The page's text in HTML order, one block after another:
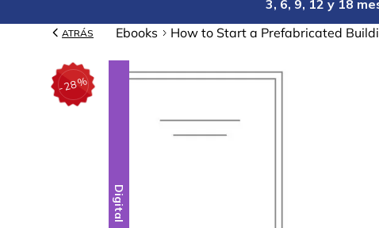
3, 6, 9, 12 y 18
ATRÁS Ebooks How to Start a Prefabricated
-28%
Digital